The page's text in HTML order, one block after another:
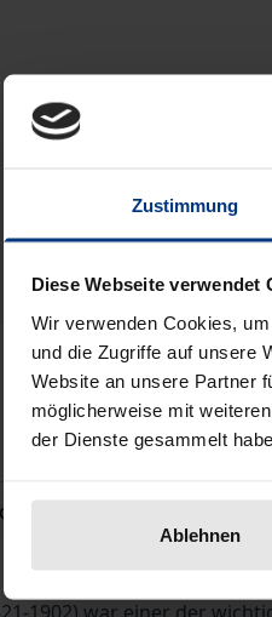
Zustimmung
Diese Webseite verwendet
Wir verwenden Cookies,
und die Zugriffe auf unsere
Website an unsere Partner
möglicherweise mit
der Dienste gesammelt
Ablehnen